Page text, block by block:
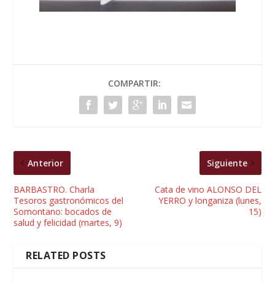
COMPARTIR:
Anterior
BARBASTRO. Charla
Tesoros gastronómicos del
Somontano: bocados de
salud y felicidad (martes, 9)
Siguiente
Cata de vino ALONSO DEL
YERRO y longaniza (lunes,
15)
RELATED POSTS